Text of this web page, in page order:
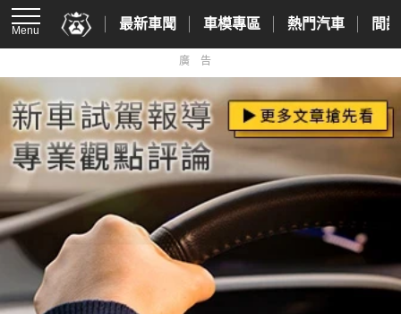
Menu 最新車聞 車模專區 熱門汽車 間
廣告